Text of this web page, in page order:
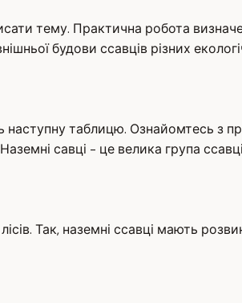
тему. Практична робота
будови ссавців різних
таблицю. Ознайомтесь з
савці - це велика група
Так, наземні ссавці мають